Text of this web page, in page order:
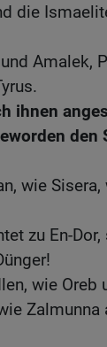
die
Amalek,
ihnen
den
wie
zu En-
wie Oreb
Zalmunna